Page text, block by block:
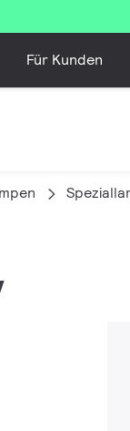
Für Kunden